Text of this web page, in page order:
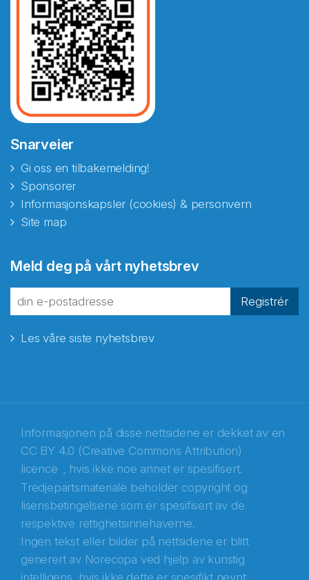
Snarveier
Gi oss en tilbakemelding!
Sponsorer
Informasjonskapsler (cookies) & personvern
Site map
Meld deg på vårt nyhetsbrev
Registrér
Les våre siste nyhetsbrev
Informasjonen på disse nettsidene er dekket av en
CC BY 4.0 (Creative Commons Attribution)
licence , hvis ikke noe annet er spesifisert.
Tredjepartsmateriale beholder copyright og
lisensbetingelsene som er spesifisert av de
respektive rettighetsinnehaverne.
Ingen tekst eller bilder på nettsidene er blitt
generert av Norecopa ved hjelp av kunstig
intelligens, hvis ikke dette er spesifikt nevnt.
fra Norecopa